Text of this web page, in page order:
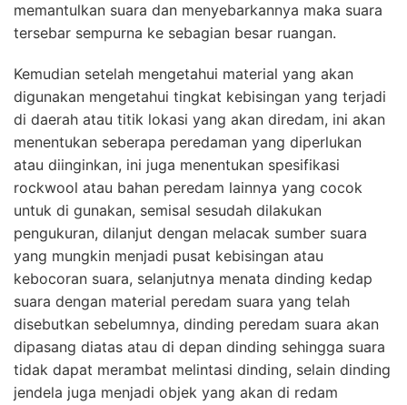
memantulkan suara dan menyebarkannya maka suara
tersebar sempurna ke sebagian besar ruangan.
Kemudian setelah mengetahui material yang akan
digunakan mengetahui tingkat kebisingan yang terjadi
di daerah atau titik lokasi yang akan diredam, ini akan
menentukan seberapa peredaman yang diperlukan
atau diinginkan, ini juga menentukan spesifikasi
rockwool atau bahan peredam lainnya yang cocok
untuk di gunakan, semisal sesudah dilakukan
pengukuran, dilanjut dengan melacak sumber suara
yang mungkin menjadi pusat kebisingan atau
kebocoran suara, selanjutnya menata dinding kedap
suara dengan material peredam suara yang telah
disebutkan sebelumnya, dinding peredam suara akan
dipasang diatas atau di depan dinding sehingga suara
tidak dapat merambat melintasi dinding, selain dinding
jendela juga menjadi objek yang akan di redam